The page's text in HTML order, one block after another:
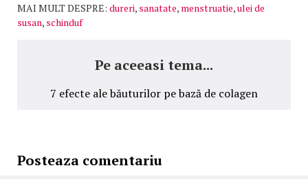
MAI MULT DESPRE: dureri, sanatate, menstruatie,ulei de
susan, schinduf
Pe aceeasi tema...
7 efecte ale băuturilor pe bază de colagen
Posteaza comentariu